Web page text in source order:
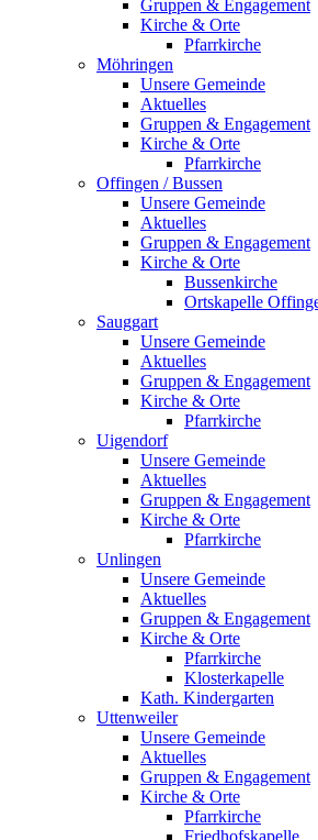
Gruppen & Engagement
Kirche & Orte
Pfarrkirche
Möhringen
Unsere Gemeinde
Aktuelles
Gruppen & Engagement
Kirche & Orte
Pfarrkirche
Offingen / Bussen
Unsere Gemeinde
Aktuelles
Gruppen & Engagement
Kirche & Orte
Bussenkirche
Ortskapelle
Sauggart
Unsere Gemeinde
Aktuelles
Gruppen & Engagement
Kirche & Orte
Pfarrkirche
Uigendorf
Unsere Gemeinde
Aktuelles
Gruppen & Engagement
Kirche & Orte
Pfarrkirche
Unlingen
Unsere Gemeinde
Aktuelles
Gruppen & Engagement
Kirche & Orte
Pfarrkirche
Klosterkapelle
Kath. Kindergarten
Uttenweiler
Unsere Gemeinde
Aktuelles
Gruppen & Engagement
Kirche & Orte
Pfarrkirche
Friedhofskapelle